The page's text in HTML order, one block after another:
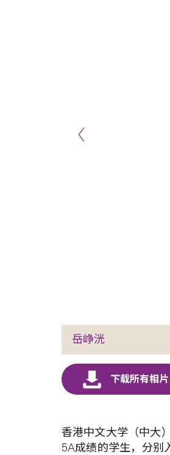
岳峥洸
香港中文大学（中大
5A成绩的学生，分别